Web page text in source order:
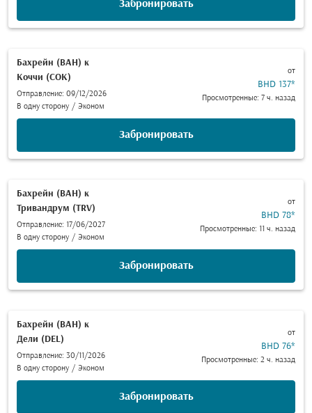
Забронировать
Бахрейн (BAH) к
Коччи (COK)
Отправление: 09/12/2026
В одну сторону / Эконом
от
BHD 137*
Просмотренные: 7 ч. назад
Забронировать
Бахрейн (BAH) к
Тривандрум (TRV)
Отправление: 17/06/2027
В одну сторону / Эконом
от
BHD 78*
Просмотренные: 11 ч. назад
Забронировать
Бахрейн (BAH) к
Дели (DEL)
Отправление: 30/11/2026
В одну сторону / Эконом
от
BHD 76*
Просмотренные: 2 ч. назад
Забронировать